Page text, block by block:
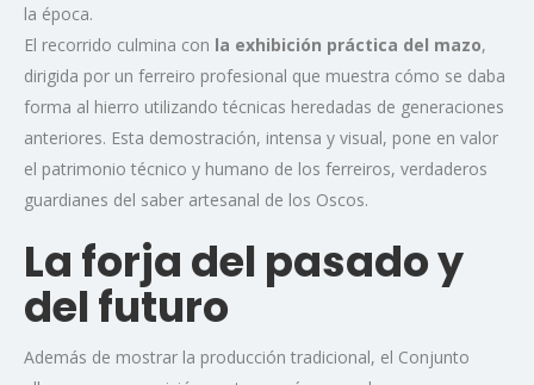
la época.
El recorrido culmina con la exhibición práctica del mazo,
dirigida por un ferreiro profesional que muestra cómo se daba
forma al hierro utilizando técnicas heredadas de generaciones
anteriores. Esta demostración, intensa y visual, pone en valor
el patrimonio técnico y humano de los ferreiros, verdaderos
guardianes del saber artesanal de los Oscos.
La forja del pasado y
del futuro
Además de mostrar la producción tradicional, el Conjunto